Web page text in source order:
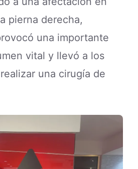
pierna derecha,
una importante
vital y llevó a los
una cirugía de